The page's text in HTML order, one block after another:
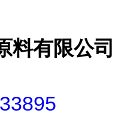
料有限公司